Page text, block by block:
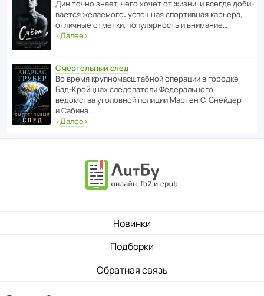
Дин точно знает, чего хочет от жизни, и всегда доби­
ва­ется жела­е­мого: успе­шная спор­ти­вная карьера,
отли­чные отметки, попу­ля­р­ность и внимание…
‹Далее›
Смертельный след
Во время круп­но­мас­ш­та­бной операции в городке
Бад‑Крой­цнах следо­ва­тели Феде­раль­ного
ведомства уголо­вной полиции Мартен С. Снейдер
и Сабина…
‹Далее›
Новинки
Подборки
Обратная связь